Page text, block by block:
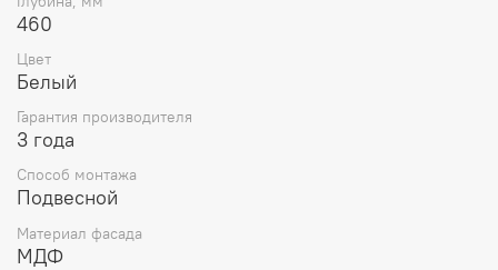
460
Цвет
Белый
Гарантия производителя
3 года
Способ монтажа
Подвесной
Материал фасада
МДФ